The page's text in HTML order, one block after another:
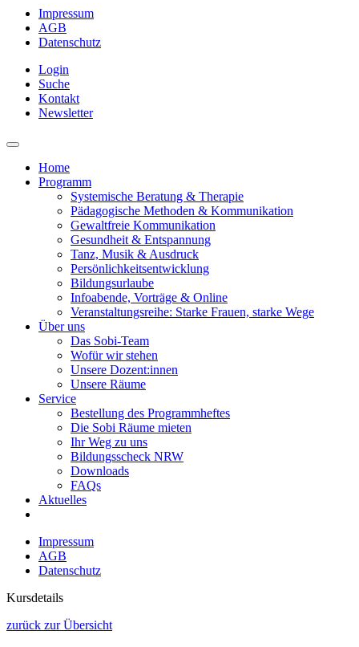
Impressum
AGB
Datenschutz
Login
Suche
Kontakt
Newsletter
Home
Programm
Systemische Beratung & Therapie
Pädagogische Methoden & Kommunikation
Gewaltfreie Kommunikation
Gesundheit & Entspannung
Tanz, Musik & Ausdruck
Persönlichkeitsentwicklung
Bildungsurlaube
Infoabende, Vorträge & Online
Veranstaltungsreihe: Starke Frauen, starke Wege
Über uns
Das Sobi-Team
Wofür wir stehen
Unsere Dozent:innen
Unsere Räume
Service
Bestellung des Programmheftes
Die Sobi Räume mieten
Ihr Weg zu uns
Bildungsscheck NRW
Downloads
FAQs
Aktuelles
Impressum
AGB
Datenschutz
Kursdetails
zurück zur Übersicht